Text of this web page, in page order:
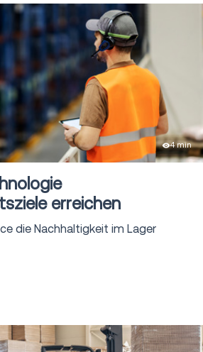
System
Audit & Payment
10
Store Delivery
4 min
erreichen
die Nachhaltigkeit im Lager